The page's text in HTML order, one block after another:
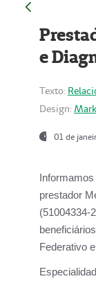
e
Texto:
Design:
01 de
prestador
(51004334-
Federativo